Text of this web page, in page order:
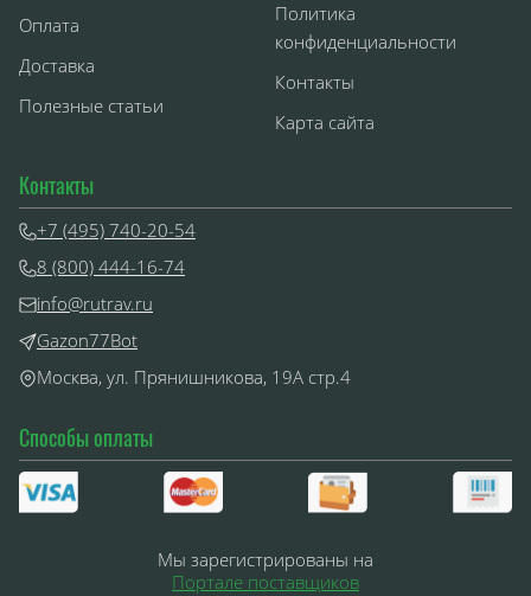
Оплата
Доставка
Полезные статьи
Политика
конфиденциальности
Контакты
Карта сайта
Способы оплаты
Мы зарегистрированы на
Портале поставщиков
Контакты
+7 (495) 740-20-54
8 (800) 444-16-74
info@rutrav.ru
Gazon77Bot
Москва, ул. Прянишникова, 19А стр.4